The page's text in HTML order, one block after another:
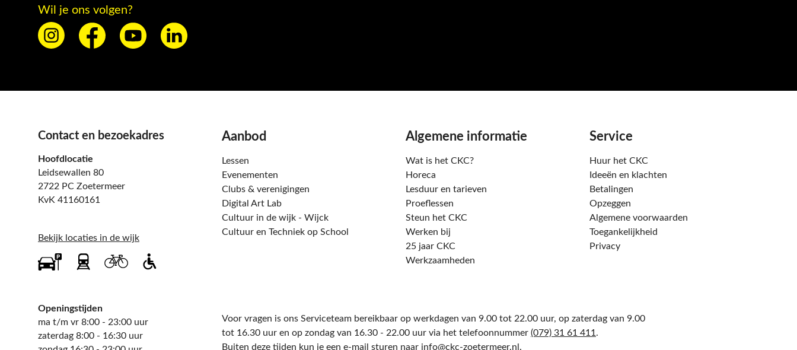
Wil je ons volgen?
Contact en bezoekadres
Hoofdlocatie
Leidsewallen 80
2722 PC Zoetermeer
KvK 41160161
Bekijk locaties in de wijk
Aanbod
Lessen
Evenementen
Clubs & verenigingen
Digital Art Lab
Cultuur in de wijk - Wijck
Cultuur en Techniek op School
Algemene informatie
Wat is het CKC?
Horeca
Lesduur en tarieven
Proeflessen
Steun het CKC
Werken bij
25 jaar CKC
Werkzaamheden
Service
Huur het CKC
Ideeën en klachten
Betalingen
Opzeggen
Algemene voorwaarden
Toegankelijkheid
Privacy
Openingstijden
ma t/m vr 8:00 - 23:00 uur
zaterdag 8:00 - 16:30 uur
Voor vragen is ons Serviceteam bereikbaar op werkdagen van 9.00 tot 22.00 uur, op zaterdag van 9.00
tot 16.30 uur en op zondag van 16.30 - 22.00 uur via het telefoonnummer (079) 31 61 411 .
Buiten deze tijden kun je een e-mail sturen naar info@ckc-zoetermeer.nl .